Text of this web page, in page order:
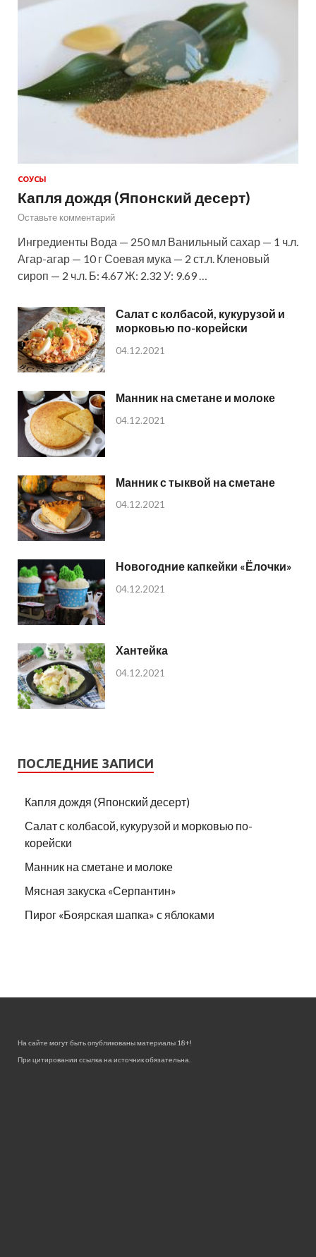
СОУСЫ
Капля дождя (Японский десерт)
Оставьте комментарий
Ингредиенты Вода — 250 мл Ванильный сахар — 1 ч.л.
Агар-агар — 10 г Соевая мука — 2 ст.л. Кленовый
сироп — 2 ч.л. Б: 4.67 Ж: 2.32 У: 9.69 …
Салат с колбасой, кукурузой и
морковью по-корейски
04.12.2021
Манник на сметане и молоке
04.12.2021
Манник с тыквой на сметане
04.12.2021
Новогодние капкейки «Ёлочки»
04.12.2021
Хантейка
04.12.2021
ПОСЛЕДНИЕ ЗАПИСИ
Капля дождя (Японский десерт)
Салат с колбасой, кукурузой и морковью по-
корейски
Манник на сметане и молоке
Мясная закуска «Серпантин»
Пирог «Боярская шапка» с яблоками
На сайте могут быть опубликованы материалы 18+!
При цитировании ссылка на источник обязательна.